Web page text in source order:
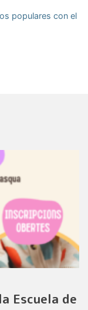
populares con el
Escuela de